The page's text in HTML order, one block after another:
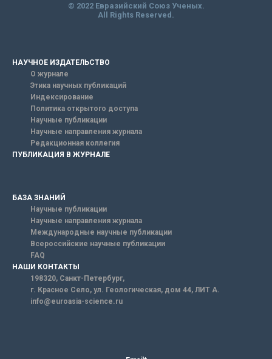
© 2022 Евразийский Союз Ученых.
All Rights Reserved.
НАУЧНОЕ ИЗДАТЕЛЬСТВО
О журнале
Этика научных публикаций
Индексирование
Политика открытого доступа
Научные публикации
Научные направления журнала
Редакционная коллегия
ПУБЛИКАЦИЯ В ЖУРНАЛЕ
БАЗА ЗНАНИЙ
Научные публикации
Научные направления журнала
Международные научные публикации
Всероссийские научные публикации
FAQ
НАШИ КОНТАКТЫ
198320, Санкт-Петербург,
г. Красное Село, ул. Геологическая, дом 44, ЛИТ А.
info@euroasia-science.ru